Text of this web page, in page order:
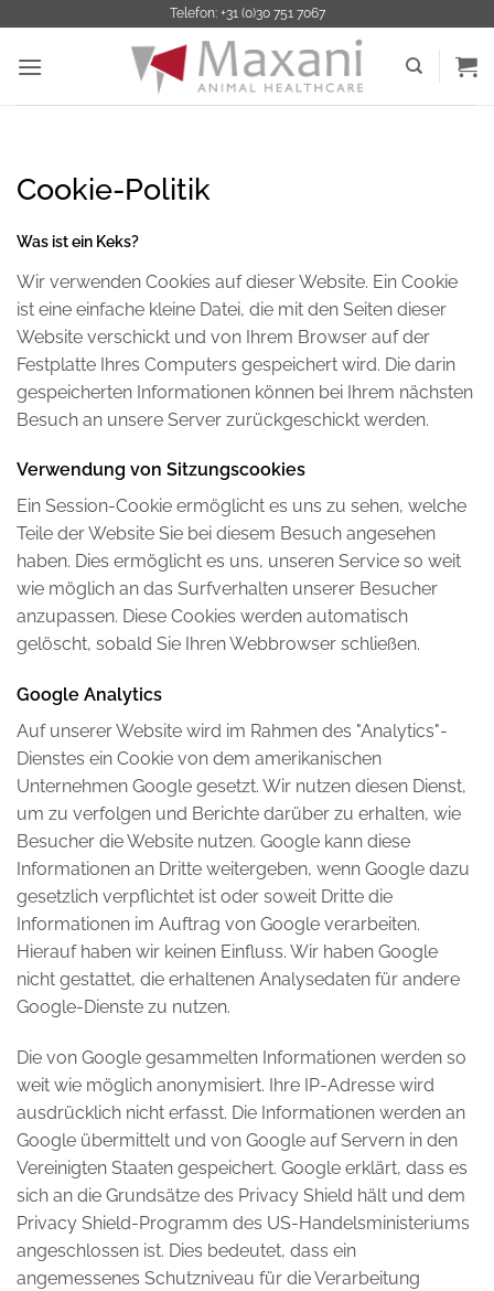
springen
Telefon: +31 (0)30 751 7067
Cookie-Politik
Was ist ein Keks?
Wir verwenden Cookies auf dieser Website. Ein Cookie
ist eine einfache kleine Datei, die mit den Seiten dieser
Website verschickt und von Ihrem Browser auf der
Festplatte Ihres Computers gespeichert wird. Die darin
gespeicherten Informationen können bei Ihrem nächsten
Besuch an unsere Server zurückgeschickt werden.
Verwendung von Sitzungscookies
Ein Session-Cookie ermöglicht es uns zu sehen, welche
Teile der Website Sie bei diesem Besuch angesehen
haben. Dies ermöglicht es uns, unseren Service so weit
wie möglich an das Surfverhalten unserer Besucher
anzupassen. Diese Cookies werden automatisch
gelöscht, sobald Sie Ihren Webbrowser schließen.
Google Analytics
Auf unserer Website wird im Rahmen des "Analytics"-
Dienstes ein Cookie von dem amerikanischen
Unternehmen Google gesetzt. Wir nutzen diesen Dienst,
um zu verfolgen und Berichte darüber zu erhalten, wie
Besucher die Website nutzen. Google kann diese
Informationen an Dritte weitergeben, wenn Google dazu
gesetzlich verpflichtet ist oder soweit Dritte die
Informationen im Auftrag von Google verarbeiten.
Hierauf haben wir keinen Einfluss. Wir haben Google
nicht gestattet, die erhaltenen Analysedaten für andere
Google-Dienste zu nutzen.
Die von Google gesammelten Informationen werden so
weit wie möglich anonymisiert. Ihre IP-Adresse wird
ausdrücklich nicht erfasst. Die Informationen werden an
Google übermittelt und von Google auf Servern in den
Vereinigten Staaten gespeichert. Google erklärt, dass es
sich an die Grundsätze des Privacy Shield hält und dem
Privacy Shield-Programm des US-Handelsministeriums
angeschlossen ist. Dies bedeutet, dass ein
angemessenes Schutzniveau für die Verarbeitung